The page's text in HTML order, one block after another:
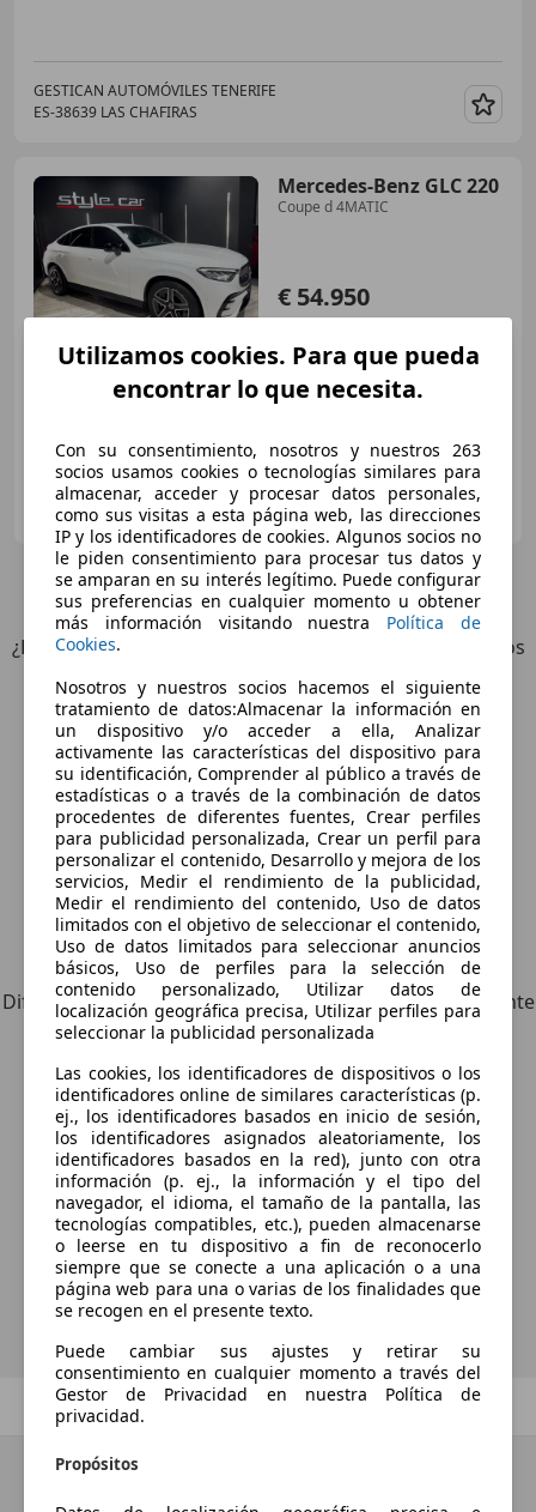
GESTICAN AUTOMÓVILES TENERIFE
ES-38639 LAS CHAFIRAS
Mercedes-Benz GLC 220
Coupe d 4MATIC
€ 54.950
36.000 km 143 kW (194 CV)
STYLE CAR CANARIAS
ES-35014 LAS PALMAS DE GRAN CANARIA
Ofertaspara Mercedes-Benz GLC 220
¿Desea ser informado automáticamente sobre vehículos
nuevos para su búsqueda?
Guardar búsqueda
Explora vehículos similares
Diferente de tus criterios de búsqueda, pero posiblemente
una coincidencia perfecta.
¿Desea ser informado
automáticamente sobre vehículos
nuevos para su búsqueda?
Guardar búsqueda
Anterior /1 Siguiente
Utilizamos cookies. Para que pueda
encontrar lo que necesita.
Con su consentimiento, nosotros y nuestros 263
socios usamos cookies o tecnologías similares para
almacenar, acceder y procesar datos personales,
como sus visitas a esta página web, las direcciones
IP y los identificadores de cookies. Algunos socios no
le piden consentimiento para procesar tus datos y
se amparan en su interés legítimo. Puede configurar
sus preferencias en cualquier momento u obtener
más información visitando nuestra Política de
Cookies.
Nosotros y nuestros socios hacemos el siguiente
tratamiento de datos:Almacenar la información en
un dispositivo y/o acceder a ella, Analizar
activamente las características del dispositivo para
su identificación, Comprender al público a través de
estadísticas o a través de la combinación de datos
procedentes de diferentes fuentes, Crear perfiles
para publicidad personalizada, Crear un perfil para
personalizar el contenido, Desarrollo y mejora de los
servicios, Medir el rendimiento de la publicidad,
Medir el rendimiento del contenido, Uso de datos
limitados con el objetivo de seleccionar el contenido,
Uso de datos limitados para seleccionar anuncios
básicos, Uso de perfiles para la selección de
contenido personalizado, Utilizar datos de
localización geográfica precisa, Utilizar perfiles para
seleccionar la publicidad personalizada
Las cookies, los identificadores de dispositivos o los
identificadores online de similares características (p.
ej., los identificadores basados en inicio de sesión,
los identificadores asignados aleatoriamente, los
identificadores basados en la red), junto con otra
información (p. ej., la información y el tipo del
navegador, el idioma, el tamaño de la pantalla, las
tecnologías compatibles, etc.), pueden almacenarse
o leerse en tu dispositivo a fin de reconocerlo
siempre que se conecte a una aplicación o a una
página web para una o varias de los finalidades que
se recogen en el presente texto.
Puede cambiar sus ajustes y retirar su
consentimiento en cualquier momento a través del
Gestor de Privacidad en nuestra Política de
privacidad.
Propósitos